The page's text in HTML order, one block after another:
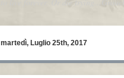
martedì, Luglio 25th, 2017